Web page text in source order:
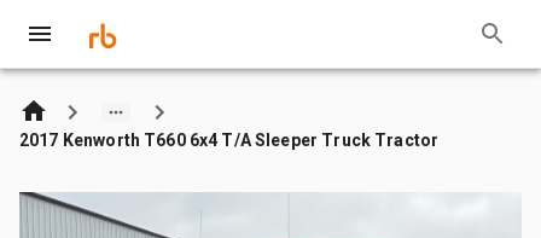
2017 Kenworth T660 6x4 T/A Sleeper Truck Tractor